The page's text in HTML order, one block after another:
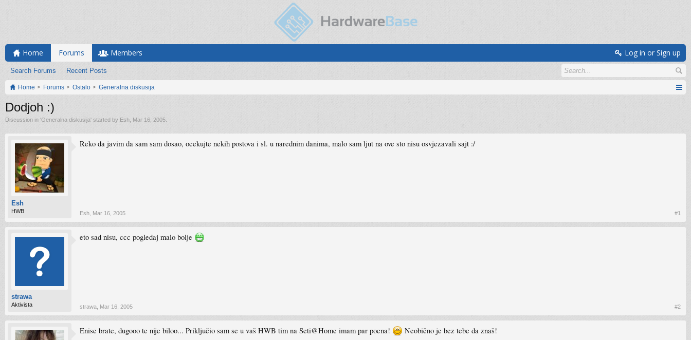
Home Forums
Search Forums Recent Posts
Members Log in or Sign up
Home Forums Ostalo Generalna diskusija
Dodjoh :)
Discussion in 'Generalna diskusija' started by Esh Mar 16, 2005
Esh
HWB
Reko da javim da sam sam dosao, ocekujte nekih postova i sl. u narednim danima, malo sam ljut na ove sto nisu osvjezavali sajt :/
Esh Mar 16, 2005 #1
strawa
Aktivista
eto sad nisu, ccc pogledaj malo bolje
strawa Mar 16, 2005 #2
Enise brate, dugooo te nije biloo... Priključio sam se u vaš HWB tim na Seti@Home imam par poena! Neobično je bez tebe da znaš!